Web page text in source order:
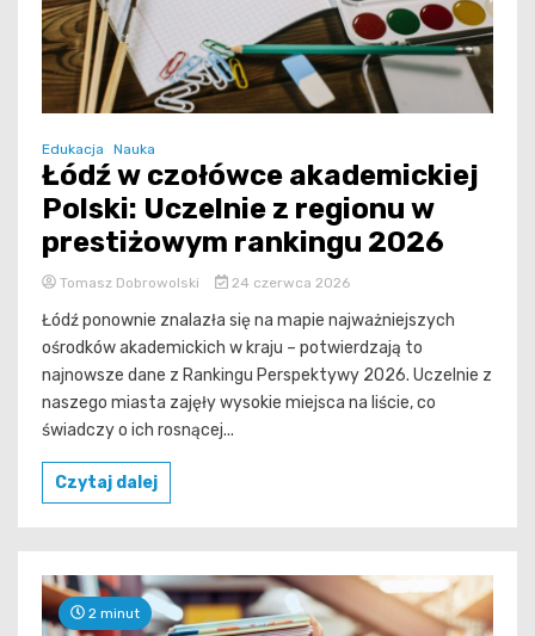
Edukacja Nauka
Łódź w czołówce akademickiej
Polski: Uczelnie z regionu w
prestiżowym rankingu 2026
Tomasz Dobrowolski 24 czerwca 2026
Łódź ponownie znalazła się na mapie najważniejszych
ośrodków akademickich w kraju – potwierdzają to
najnowsze dane z Rankingu Perspektywy 2026. Uczelnie z
naszego miasta zajęły wysokie miejsca na liście, co
świadczy o ich rosnącej...
Czytaj dalej
2 minut